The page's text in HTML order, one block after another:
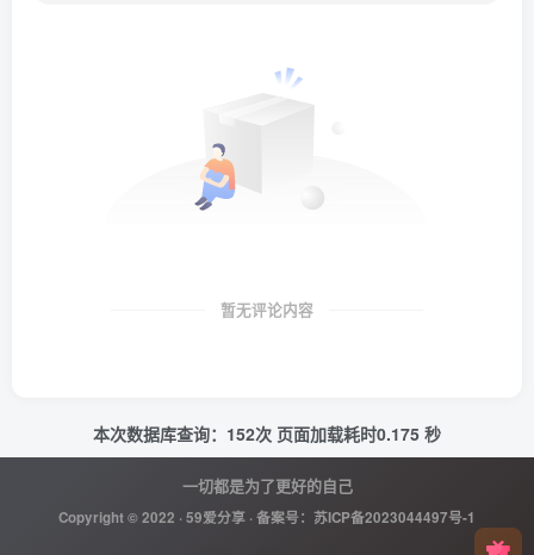
暂无评论内容
本次数据库查询：152次 页面加载耗时0.175 秒
一切都是为了更好的自己
Copyright © 2022 ·59爱分享 · 备案号： 苏ICP备2023044497号-1